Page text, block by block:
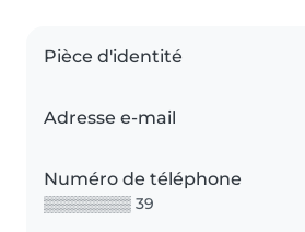
Pièce d'identité
Adresse e-mail
Numéro de téléphone
▒▒▒▒▒▒▒▒ 39